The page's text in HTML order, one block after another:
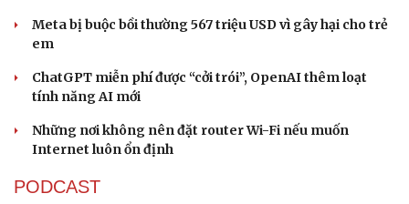
Sản phụ khoa
Nhi khoa
Làm đẹp - giảm cân
Phòng mạch online
Ăn sạch sống khỏe
Tình yêu - Gia đình
Meta bị buộc bồi thường 567 triệu USD vì gây hại cho trẻ
em
ChatGPT miễn phí được “cởi trói”, OpenAI thêm loạt
tính năng AI mới
Những nơi không nên đặt router Wi-Fi nếu muốn
Internet luôn ổn định
PODCAST